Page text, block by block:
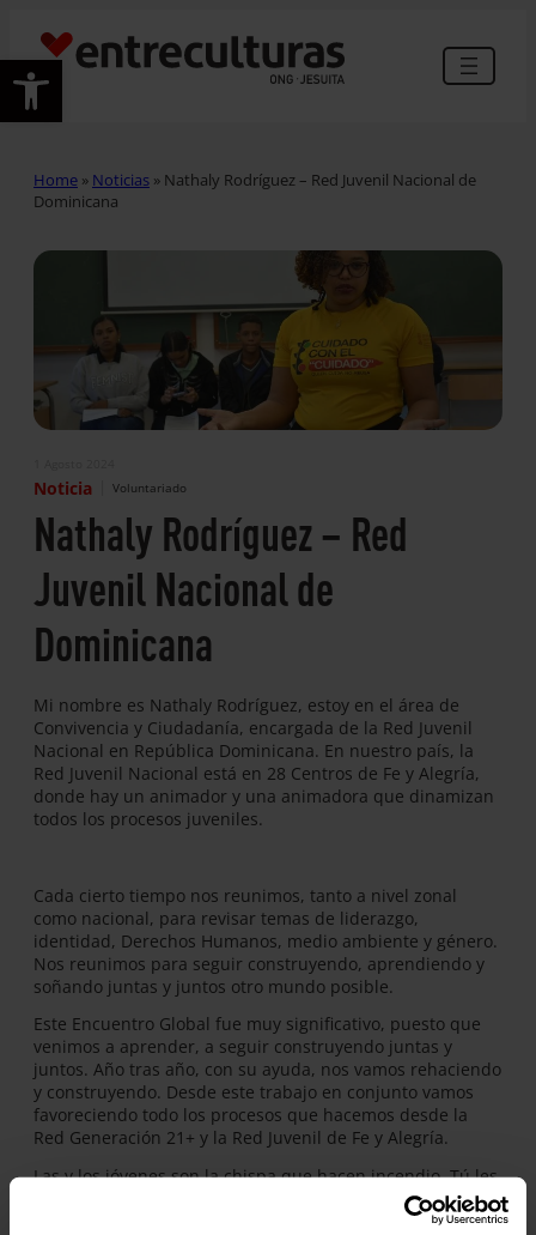
Abrir barra de herramientas
Home » Noticias » Nathaly Rodríguez – Red Juvenil Nacional de
Dominicana
Noticia Voluntariado
Nathaly Rodríguez – Red
Juvenil Nacional de
Dominicana
Mi nombre es Nathaly Rodríguez, estoy en el área de
Convivencia y Ciudadanía, encargada de la Red Juvenil
Nacional en República Dominicana. En nuestro país, la
Red Juvenil Nacional está en 28 Centros de Fe y Alegría,
donde hay un animador y una animadora que dinamizan
todos los procesos juveniles.
Cada cierto tiempo nos reunimos, tanto a nivel zonal
como nacional, para revisar temas de liderazgo,
identidad, Derechos Humanos, medio ambiente y género.
Nos reunimos para seguir construyendo, aprendiendo y
soñando juntas y juntos otro mundo posible.
Este Encuentro Global fue muy significativo, puesto que
venimos a aprender, a seguir construyendo juntas y
juntos. Año tras año, con su ayuda, nos vamos rehaciendo
y construyendo. Desde este trabajo en conjunto vamos
favoreciendo todo los procesos que hacemos desde la
Red Generación 21+ y la Red Juvenil de Fe y Alegría.
Las y los jóvenes son la chispa que hacen incendio. Tú les
das una idea y ellos la expanden. Sencillamente hay que
saber acompañarlos, me gusta mucho su creatividad y el